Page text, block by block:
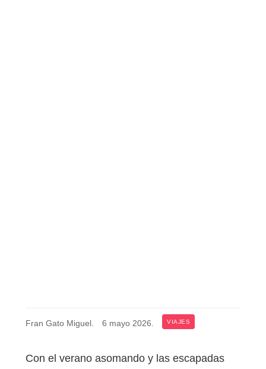
Fran Gato Miguel. 6 mayo 2026. VIAJES
Con el verano asomando y las escapadas